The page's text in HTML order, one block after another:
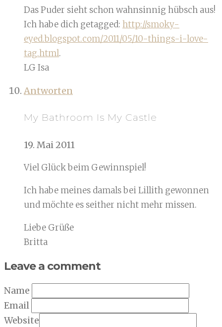
Das Puder sieht schon wahnsinnig hübsch aus!
Ich habe dich getagged: http://smoky-
eyed.blogspot.com/2011/05/10-things-i-love-
tag.html.
LG Isa
Antworten
My Bathroom Is My Castle
19. Mai 2011
Viel Glück beim Gewinnspiel!
Ich habe meines damals bei Lillith gewonnen
und möchte es seither nicht mehr missen.
Liebe Grüße
Britta
Leave a comment
Name
Email
Website